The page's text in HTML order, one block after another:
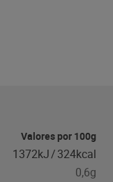
Valores por 100g
1372kJ/324kcal
0,6g